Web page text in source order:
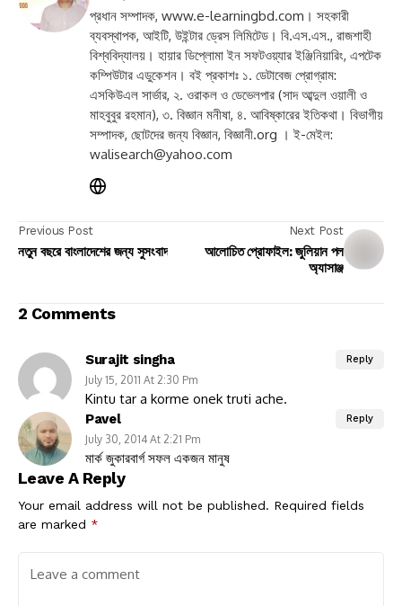
প্রধান সম্পাদক, www.e-learningbd.com। সহকারী
ব্যবস্থাপক, আইটি, উইন্টার ড্রেস লিমিটেড। বি.এস.এস., রাজশাহী
বিশ্ববিদ্যালয়। হায়ার ডিপ্লোমা ইন সফটওয়্যার ইঞ্জিনিয়ারিং, এপটেক
কম্পিউটার এডুকেশন। বই প্রকাশঃ ১. ডেটাবেজ প্রোগ্রাম:
এসকিউএল সার্ভার, ২. ওরাকল ও ডেভেলপার (সাদ আব্দুল ওয়ালী ও
মাহবুবুর রহমান), ৩. বিজ্ঞান মনীষা, ৪. আবিষ্কারের ইতিকথা। বিভাগীয়
সম্পাদক, ছোটদের জন্য বিজ্ঞান, বিজ্ঞানী.org । ই-মেইল:
walisearch@yahoo.com
Previous Post
নতুন বছরে বাংলাদেশের জন্য সুসংবাদ
Next Post
আলোচিত প্রোফাইল: জুলিয়ান পল
অ্যাসাঞ্জ
2 Comments
Surajit singha
July 15, 2011 At 2:30 Pm
Kintu tar a korme onek truti ache.
Reply
Pavel
July 30, 2014 At 2:21 Pm
মার্ক জুকারবার্গ সফল একজন মানুষ
Reply
Leave A Reply
Your email address will not be published. Required fields
are marked *